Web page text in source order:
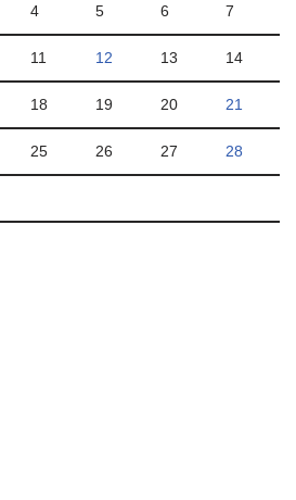
4 5 6 7
11 12 13 14
18 19 20 21
25 26 27 28